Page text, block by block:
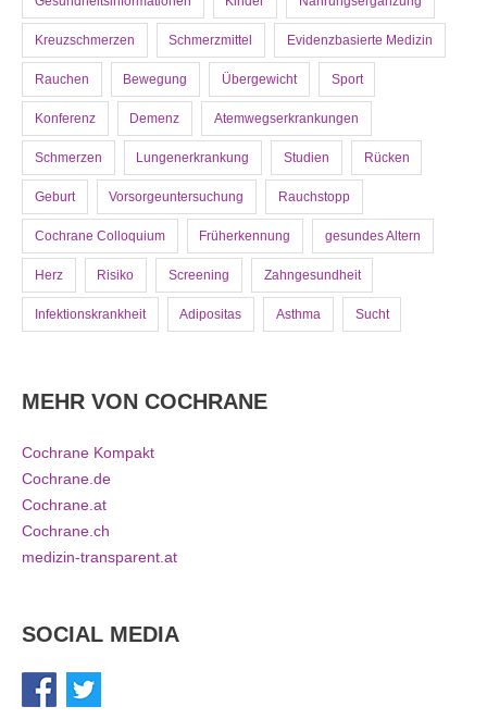
Kreuzschmerzen Schmerzmittel Evidenzbasierte Medizin
Rauchen Bewegung Übergewicht Sport
Konferenz Demenz Atemwegserkrankungen
Schmerzen Lungenerkrankung Studien Rücken
Geburt Vorsorgeuntersuchung Rauchstopp
Cochrane Colloquium Früherkennung gesundes Altern
Herz Risiko Screening Zahngesundheit
Infektionskrankheit Adipositas Asthma Sucht
MEHR VON COCHRANE
Cochrane Kompakt
Cochrane.de
Cochrane.at
Cochrane.ch
medizin-transparent.at
SOCIAL MEDIA